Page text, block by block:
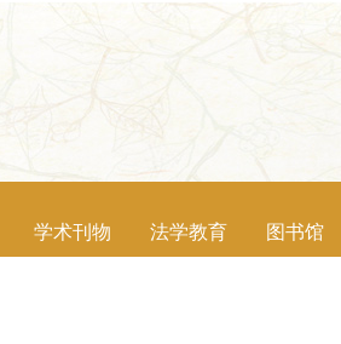
学术刊物 法学教育 图书馆